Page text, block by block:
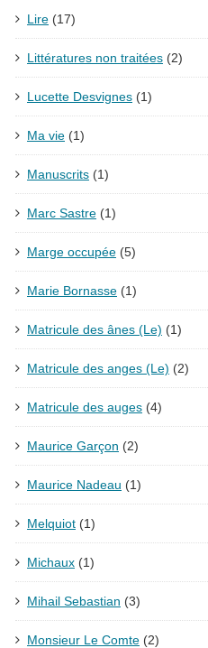
Lire (17)
Littératures non traitées (2)
Lucette Desvignes (1)
Ma vie (1)
Manuscrits (1)
Marc Sastre (1)
Marge occupée (5)
Marie Bornasse (1)
Matricule des ânes (Le) (1)
Matricule des anges (Le) (2)
Matricule des auges (4)
Maurice Garçon (2)
Maurice Nadeau (1)
Melquiot (1)
Michaux (1)
Mihail Sebastian (3)
Monsieur Le Comte (2)